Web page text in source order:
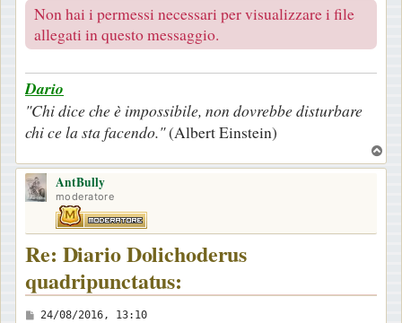
Non hai i permessi necessari per visualizzare i file
allegati in questo messaggio.
Dario
"Chi dice che è impossibile, non dovrebbe disturbare
chi ce la sta facendo."(Albert Einstein)
o
AntBully
moderatore
Re: Diario Dolichoderus
quadripunctatus:
M
24/08/2016, 13:10